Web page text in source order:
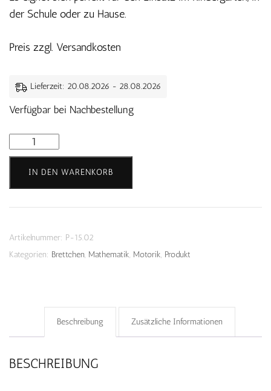
der Schule oder zu Hause.
Preis zzgl. Versandkosten
Lieferzeit: 20.08.2026 - 28.08.2026
Verfügbar bei Nachbestellung
Blumen
Brettchen
MengeIN DEN WARENKORB
Artikelnummer: P-15.02
Kategorien: Brettchen, Mathematik, Motorik, Produkt
Beschreibung Zusätzliche Informationen
BESCHREIBUNG